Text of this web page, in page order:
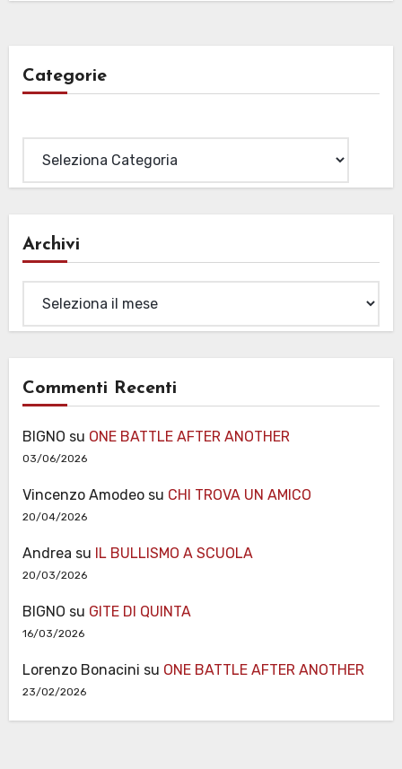
Categorie
Archivi
Commenti Recenti
BIGNO su ONE BATTLE AFTER ANOTHER
03/06/2026
Vincenzo Amodeosu CHI TROVA UN AMICO
20/04/2026
Andrea su IL BULLISMO A SCUOLA
20/03/2026
BIGNO su GITE DI QUINTA
16/03/2026
Lorenzo Bonacini su ONE BATTLE AFTER ANOTHER
23/02/2026